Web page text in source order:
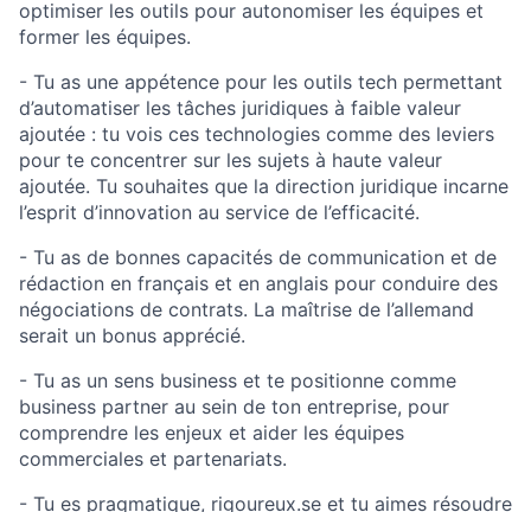
optimiser les outils pour autonomiser les équipes et
former les équipes.
- Tu as une appétence pour les outils tech permettant
d’automatiser les tâches juridiques à faible valeur
ajoutée : tu vois ces technologies comme des leviers
pour te concentrer sur les sujets à haute valeur
ajoutée. Tu souhaites que la direction juridique incarne
l’esprit d’innovation au service de l’efficacité.
- Tu as de bonnes capacités de communication et de
rédaction en français et en anglais pour conduire des
négociations de contrats. La maîtrise de l’allemand
serait un bonus apprécié.
- Tu as un sens business et te positionne comme
business partner au sein de ton entreprise, pour
comprendre les enjeux et aider les équipes
commerciales et partenariats.
- Tu es pragmatique, rigoureux.se et tu aimes résoudre